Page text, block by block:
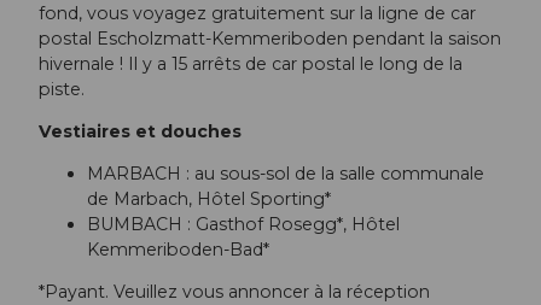
fond, vous voyagez gratuitement sur la ligne de car
postal Escholzmatt-Kemmeriboden pendant la saison
hivernale ! Il y a 15 arrêts de car postal le long de la
piste.
Vestiaires et douches
MARBACH : au sous-sol de la salle communale
de Marbach, Hôtel Sporting*
BUMBACH : Gasthof Rosegg*, Hôtel
Kemmeriboden-Bad*
*Payant. Veuillez vous annoncer à la réception